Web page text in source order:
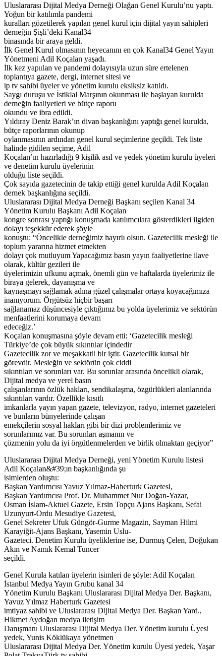
Uluslararası Dijital Medya Derneği Olağan Genel Kurulu’nu yaptı.
Yoğun bir katılımla pandemi
kuralları gözetilerek yapılan genel kurul için dijital yayın sahipleri
derneğin Şişli’deki Kanal34
binasında bir araya geldi.
İlk Genel Kurul olmasının heyecanını en çok Kanal34 Genel Yayın
Yönetmeni Adil Koçalan yaşadı.
İlk kez yapıılan ve pandemi dolayısıyla uzun süre ertelenen
toplantıya gazete, dergi, internet sitesi ve
ip tv sahibi üyeler ve yönetim kurulu eksiksiz katıldı.
Saygı duruşu ve İstiklal Marşının okunması ile başlayan kurulda
derneğin faaliyetleri ve bütçe raporu
okundu ve ibra edildi.
Yıldıray Deniz Barak’ın divan başkanlığını yaptığı genel kurulda,
bütçe raporlarının okunup
oylanmasının ardından genel kurul seçimlerine geçildi. Tek liste
halinde gidilen seçime, Adil
Koçalan’ın hazırladığı 9 kişilik asıl ve yedek yönetim kurulu üyeleri
ve denetim kurulu üyelerinin
olduğu liste seçildi.
Çok sayıda gazetecinin de takip ettiği genel kurulda Adil Koçalan
dernek başkanlığına seçildi.
Uluslararası Dijital Medya Derneği Başkanı seçilen Kanal 34
Yönetim Kurulu Başkanı Adil Koçalan
kongre sonrası yaptığı konuşmada katılımcılara gösterdikleri ilgiden
dolayı teşekkür ederek şöyle
konuştu: “Öncelikle derneğimiz hayırlı olsun. Gazetecilik mesleği ile
toplum yararına hizmet etmekten
dolayı çok mutluyum Yapacağımız basın yayın faaliyetlerine ilave
olarak, kültür gezileri ile
üyelerimizin ufkunu açmak, önemli gün ve haftalarda üyelerimiz ile
biraya gelerek, dayanışma ve
kaynaşmayı sağlamak adına güzel çalışmalar ortaya koyacağımıza
inanıyorum. Örgütsüz hiçbir başarı
sağlanamaz düşüncesiyle çıktığımız bu yolda üyelerimiz ve sektörün
menfaatlerini korumaya devam
edeceğiz.’
Koçalan konuşmasına şöyle devam etti: ‘Gazetecilik mesleği
Türkiye’de çok büyük sıkıntılar içindedir
Gazetecilik zor ve meşakkatli bir iştir. Gazetecilik kutsal bir
görevdir. Mesleğin ve sektörün çok ciddi
sıkıntıları ve sorunları var. Bu sorunlar arasında öncelikli olarak,
Dijital medya ve yerel basın
çalışanlarının özlük hakları, sendikalaşma, özgürlükleri alanlarında
sıkıntıları vardır. Özellikle kısıtlı
imkanlarla yayın yapan gazete, televizyon, radyo, internet gazeteleri
ve bunların bünyelerinde çalışan
emekçilerin sosyal hakları gibi bir dizi problemlerimiz ve
sorunlarımız var. Bu sorunları aşmanın ve
çözmenin yolu da iyi örgütlenmelerden ve birlik olmaktan geçiyor”
Uluslararası Dijital Medya Derneği, yeni Yönetim Kurulu listesi
Adil Koçalan&#39;ın başkanlığında şu
isimlerden oluştu:
Başkan Yardımcısı Yavuz Yılmaz-Haberturk Gazetesi,
Başkan Yardımcısı Prof. Dr. Muhammet Nur Doğan-Yazar,
Osman İslam-Aktuel Gazete, Ersin Topçu Ajans Başkanı, Sefai
Uzunyurt-Ordu Mesudiye Gazetesi,
Genel Sekreter Ufuk Güngör-Gurme Magazin, Sayman Hilmi
Karayiğit-Ajans Başkanı, Yasemin Uslu-
Gazeteci. Denetim Kurulu üyeliklerine ise, Durmuş Çelen, Doğukan
Akın ve Namık Kemal Tuncer
seçildi.
Genel Kurula katılan üyelerin isimleri de şöyle: Adil Koçalan
İstanbul Medya Yayın Grubu kanal 34
Yönetim Kurulu Başkanı Uluslararası Dijital Medya Der. Başkanı,
Yavuz Yılmaz Haberturk Gazetesi
imtiyaz sahibi ve Uluslararası Dijital Medya Der. Başkan Yard.,
Hikmet Aydoğan medya iletişim
Danışmanı Uluslararası Dijital Medya Der. Yönetim kurulu Üyesi
yedek, Yunis Köklükaya yönetmen
Uluslararası Dijital Medya Der. Yönetim kurulu Üyesi yedek, Yaşar